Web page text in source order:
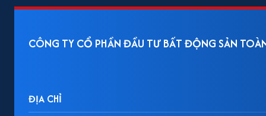
CÔNG TY CỔ PHẦN ĐẦU TƯ BẤT ĐỘNG SẢN
ĐỊA CHỈ